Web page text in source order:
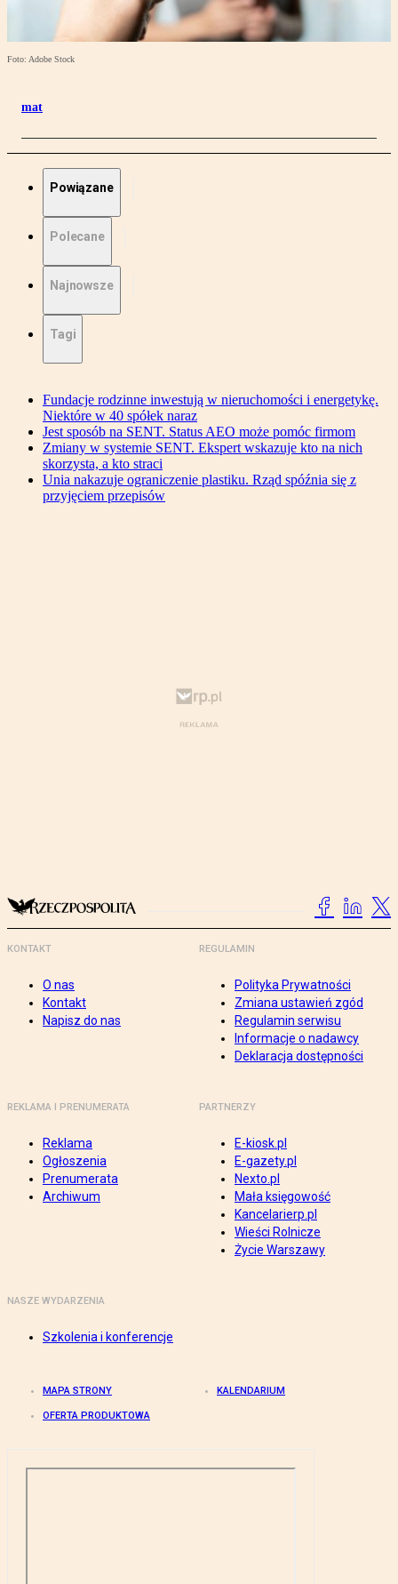
Foto: Adobe Stock
mat
Powiązane
Polecane
Najnowsze
Tagi
Fundacje rodzinne inwestują w nieruchomości i energetykę.
Niektóre w 40 spółek naraz
Jest sposób na SENT. Status AEO może pomóc firmom
Zmiany w systemie SENT. Ekspert wskazuje kto na nich
skorzysta, a kto straci
Unia nakazuje ograniczenie plastiku. Rząd spóźnia się z
przyjęciem przepisów
KONTAKT
O nas
Kontakt
Napisz do nas
REGULAMIN
Polityka Prywatności
Zmiana ustawień zgód
Regulamin serwisu
Informacje o nadawcy
Deklaracja dostępności
REKLAMA I PRENUMERATA
Reklama
Ogłoszenia
Prenumerata
Archiwum
PARTNERZY
E-kiosk.pl
E-gazety.pl
Nexto.pl
Mała księgowość
Kancelarierp.pl
Wieści Rolnicze
Życie Warszawy
NASZE WYDARZENIA
Szkolenia i konferencje
MAPA STRONY KALENDARIUM
OFERTA PRODUKTOWA